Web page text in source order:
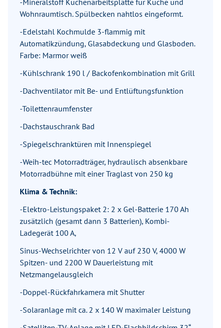
-Mineralstoff Küchenarbeitsplatte für Küche und
Wohnraumtisch. Spülbecken nahtlos eingeformt.
-Edelstahl Kochmulde 3-flammig mit
Automatikzündung, Glasabdeckung und Glasboden.
Farbe: Marmor weiß
-Kühlschrank 190 l / Backofenkombination mit Grill
-Dachventilator mit Be- und Entlüftungsfunktion
-Toilettenraumfenster
-Dachstauschrank Bad
-Spiegelschranktüren mit Innenspiegel
-Weih-tec Motorradträger, hydraulisch absenkbare
Motorradbühne mit einer Traglast von 250 kg
Klima & Technik:
-Elektro-Leistungspaket 2: 2 x Gel-Batterie 170 Ah
zusätzlich (gesamt dann 3 Batterien), Kombi-
Ladegerät 100 A,
Sinus-Wechselrichter von 12 V auf 230 V, 4000 W
Spitzen- und 2200 W Dauerleistung mit
Netzmangelausgleich
-Doppel-Rückfahrkamera mit Shutter
-Solaranlage mit ca. 2 x 140 W maximaler Leistung